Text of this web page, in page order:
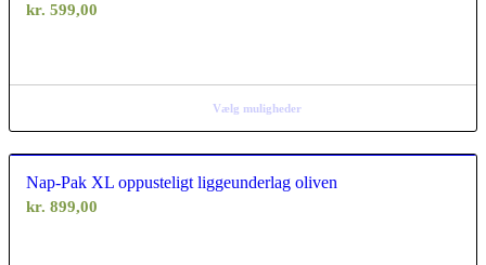
kr. 599,00
Vælg muligheder
Nap-Pak XL oppusteligt liggeunderlag oliven
kr. 899,00